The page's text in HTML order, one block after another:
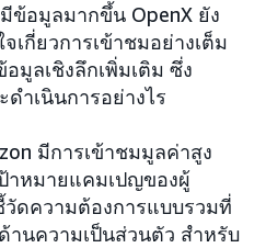
ข้อมูลมากขึ้น OpenX ยัง
เกี่ยวการเข้าชมอย่างเต็ม
มูลเชิงลึกเพิ่มเติม ซึ่ง
ำเนินการอย่างไร
มีการเข้าชมมูลค่าสูง
าหมายแคมเปญของผู้
ดความต้องการแบบรวมที่
นความเป็นส่วนตัว สำหรับ